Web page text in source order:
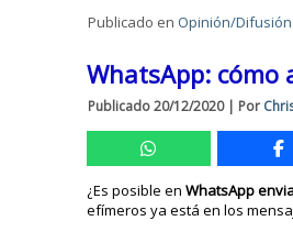
Publicado en Opinión/Difusión
WhatsApp: cómo
Publicado20/12/2020| Por
¿Es posible enWhatsApp
efímeros ya está en los